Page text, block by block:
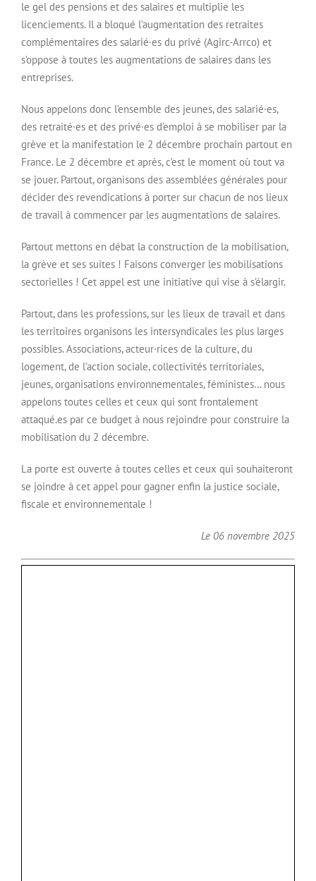
le gel des pensions et des salaires et multiplie les
licenciements. Il a bloqué l’augmentation des retraites
complémentaires des salarié·es du privé (Agirc-Arrco) et
s’oppose à toutes les augmentations de salaires dans les
entreprises.
Nous appelons donc l’ensemble des jeunes, des salarié·es,
des retraité·es et des privé·es d’emploi à se mobiliser par la
grève et la manifestation le 2 décembre prochain partout en
France. Le 2 décembre et après, c’est le moment où tout va
se jouer. Partout, organisons des assemblées générales pour
décider des revendications à porter sur chacun de nos lieux
de travail à commencer par les augmentations de salaires.
Partout mettons en débat la construction de la mobilisation,
la grève et ses suites ! Faisons converger les mobilisations
sectorielles ! Cet appel est une initiative qui vise à s’élargir.
Partout, dans les professions, sur les lieux de travail et dans
les territoires organisons les intersyndicales les plus larges
possibles. Associations, acteur·rices de la culture, du
logement, de l’action sociale, collectivités territoriales,
jeunes, organisations environnementales, féministes… nous
appelons toutes celles et ceux qui sont frontalement
attaqué.es par ce budget à nous rejoindre pour construire la
mobilisation du 2 décembre.
La porte est ouverte à toutes celles et ceux qui souhaiteront
se joindre à cet appel pour gagner enfin la justice sociale,
fiscale et environnementale !
Le 06 novembre 2025